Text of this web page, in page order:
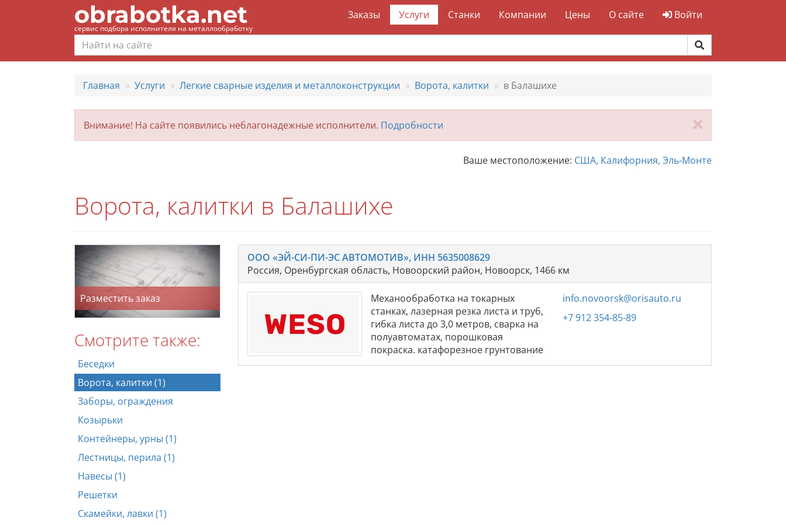
obrabotka.net
сервис подбора исполнителя на металлообработку
Заказы Услуги Станки Компании Цены О сайте Войти
Главная Услуги Легкие сварные изделия и металлоконструкции Ворота, калитки в Балашихе
Внимание! На сайте появились неблагонадежные исполнители. Подробности
Ваше местоположение: США, Калифорния, Эль-Монте
Ворота, калитки в Балашихе
Разместить заказ
Смотрите также:
Беседки
Ворота, калитки (1)
Заборы, ограждения
Козырьки
Контейнеры, урны (1)
Лестницы, перила (1)
Навесы (1)
Решетки
Скамейки, лавки (1)
ООО «ЭЙ-СИ-ПИ-ЭС АВТОМОТИВ», ИНН 5635008629
Россия, Оренбургская область, Новоорский район, Новоорск, 1466 км
Механообработка на токарных
станках, лазерная резка листа и труб,
гибка листа до 3,0 метров, сварка на
полуавтоматах, порошковая
покраска. катафорезное грунтование
info.novoorsk@orisauto.ru
+7 912 354-85-89